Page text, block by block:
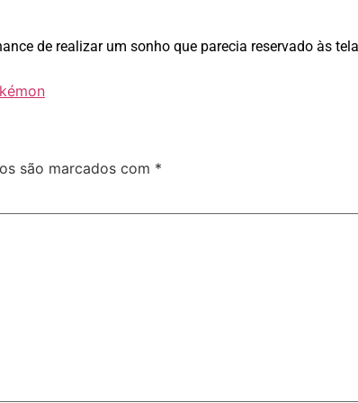
de realizar um sonho que parecia reservado às
são marcados com *